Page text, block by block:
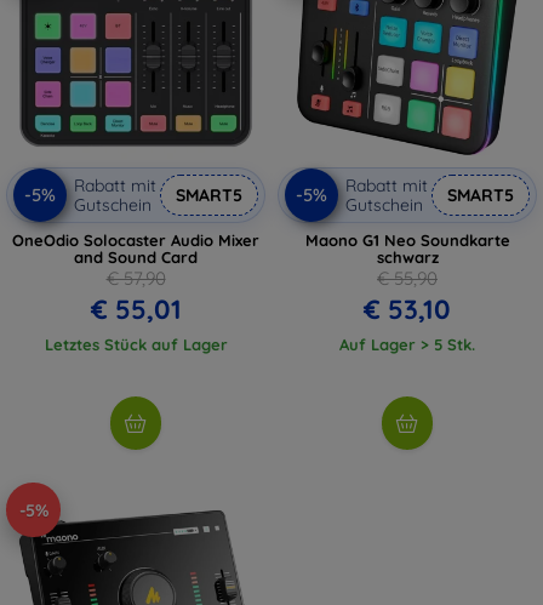
-5%
Rabatt mit
Gutschein
SMART5
OneOdio Solocaster Audio Mixer
and Sound Card
€ 57,90
€ 55,01
Letztes Stück auf Lager
-5%
Rabatt mit
Gutschein
SMART5
Maono G1 Neo Soundkarte
schwarz
€ 55,90
€ 53,10
Auf Lager > 5 Stk.
-5%